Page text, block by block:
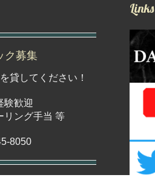
ク募集
貸してください！
験歓迎
リング手当 等
8050
Links